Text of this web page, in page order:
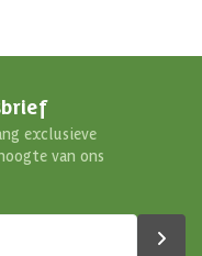
exclusieve
van ons